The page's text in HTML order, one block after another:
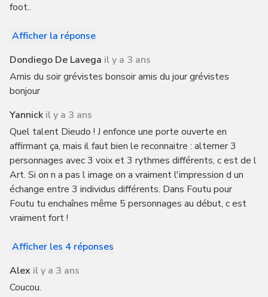
foot..
Afficher la réponse
Dondiego De Lavega il y a 3 ans
Amis du soir grévistes bonsoir amis du jour grévistes
bonjour
Yannick il y a 3 ans
Quel talent Dieudo ! J enfonce une porte ouverte en
affirmant ça, mais il faut bien le reconnaitre : alterner 3
personnages avec 3 voix et 3 rythmes différents, c est de l
Art. Si on n a pas l image on a vraiment l'impression d un
échange entre 3 individus différents. Dans Foutu pour
Foutu tu enchaînes même 5 personnages au début, c est
vraiment fort !
Afficher les 4 réponses
Alex il y a 3 ans
Coucou.